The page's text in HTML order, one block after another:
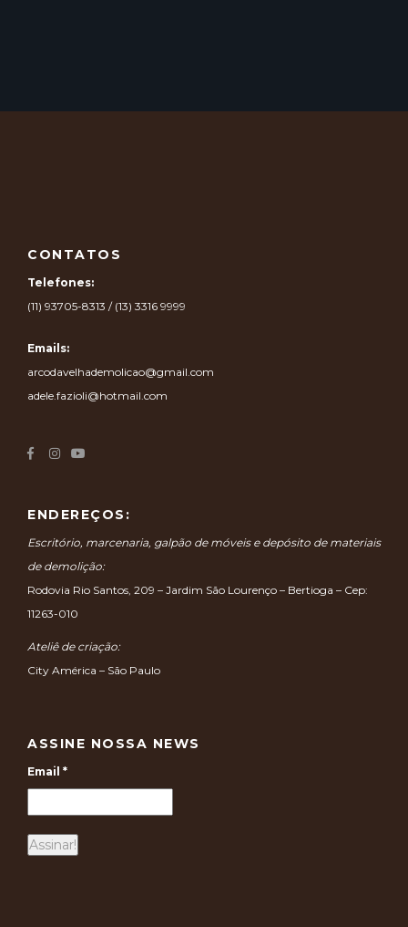
CONTATOS
Telefones:
(11) 93705-8313 / (13) 3316 9999
Emails:
arcodavelhademolicao@gmail.com
adele.fazioli@hotmail.com
ENDEREÇOS:
Escritório, marcenaria, galpão de móveis e depósito de materiais
de demolição:
Rodovia Rio Santos, 209 – Jardim São Lourenço – Bertioga – Cep:
11263-010
Ateliê de criação:
City América – São Paulo
ASSINE NOSSA NEWS
Email *